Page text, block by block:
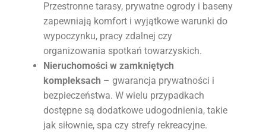
Przestronne tarasy, prywatne ogrody i baseny
zapewniają komfort i wyjątkowe warunki do
wypoczynku, pracy zdalnej czy
organizowania spotkań towarzyskich.
Nieruchomości w zamkniętych
kompleksach – gwarancja prywatności i
bezpieczeństwa. W wielu przypadkach
dostępne są dodatkowe udogodnienia, takie
jak siłownie, spa czy strefy rekreacyjne.